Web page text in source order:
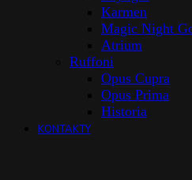
Karmen
Magic Night
Atrium
Ruffoni
Opus Cupra
Opus Prima
Historia
KONTAKTY